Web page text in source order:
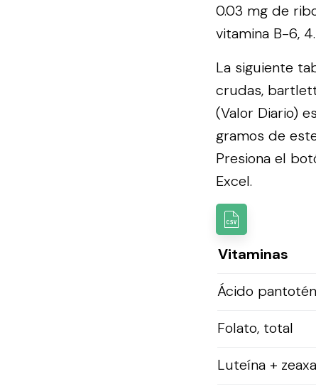
0.03 mg de
vitamina B-6,
La siguiente
crudas,
(Valor Diario)
gramos de
Presiona el
Excel.
Vitaminas
Ácido
Folato, total
Luteína +